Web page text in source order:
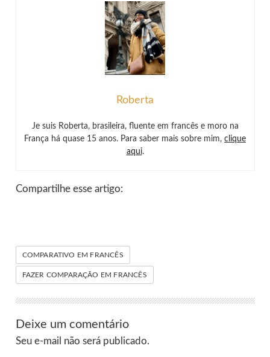
Roberta
Je suis Roberta, brasileira, fluente em francês e moro na
França há quase 15 anos. Para saber mais sobre mim, clique
aqui.
Compartilhe esse artigo:
COMPARATIVO EM FRANCÊS
FAZER COMPARAÇÃO EM FRANCÊS
Deixe um comentário
Seu e-mail não será publicado.